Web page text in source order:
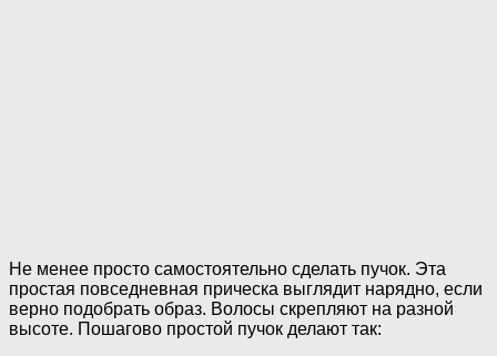
Не менее просто самостоятельно сделать пучок. Эта
простая повседневная прическа выглядит нарядно, если
верно подобрать образ. Волосы скрепляют на разной
высоте. Пошагово простой пучок делают так: